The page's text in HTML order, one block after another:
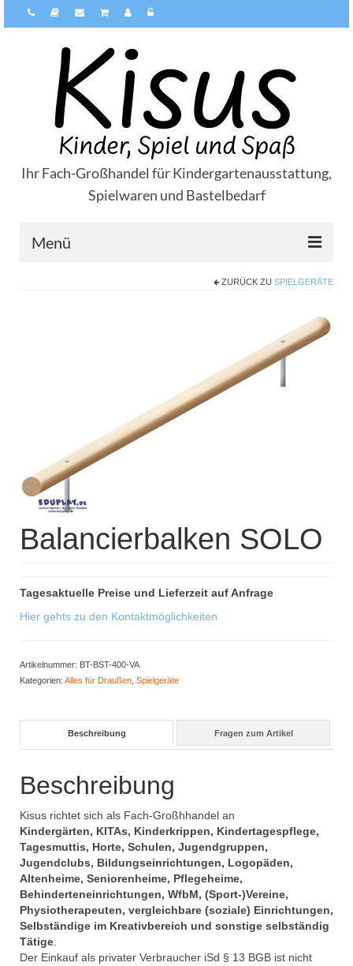
Ihr Fach-Großhandel für Kindergartenausstattung,
Spielwaren und Bastelbedarf
Menü
Kontakt
Log In / Mein Konto
Products
search
ZURÜCK ZU SPIELGERÄTE
Balancierbalken SOLO
Tagesaktuelle Preise und Lieferzeit auf Anfrage
Hier gehts zu den Kontaktmöglichkeiten
Artikelnummer: BT-BST-400-VA
Kategorien: Alles für Draußen Spielgeräte
Beschreibung Fragen zum Artikel
Beschreibung
Kisus richtet sich als Fach-Großhhandel an
Kindergärten, KITAs, Kinderkrippen, Kindertagespflege,
Tagesmuttis, Horte, Schulen, Jugendgruppen,
Jugendclubs, Bildungseinrichtungen, Logopäden,
Altenheime, Seniorenheime, Pflegeheime,
Behinderteneinrichtungen, WfbM, (Sport-)Vereine,
Physiotherapeuten, vergleichbare (soziale) Einrichtungen,
Selbständige im Kreativbereich und sonstige selbständig
Tätige.
Der Einkauf als privater Verbraucher iSd § 13 BGB ist nicht